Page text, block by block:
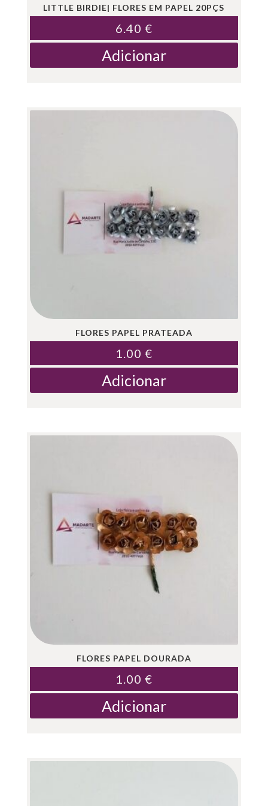
LITTLE BIRDIE| FLORES EM PAPEL 20PÇS
6.40 €
Adicionar
FLORES PAPEL PRATEADA
1.00 €
Adicionar
FLORES PAPEL DOURADA
1.00 €
Adicionar